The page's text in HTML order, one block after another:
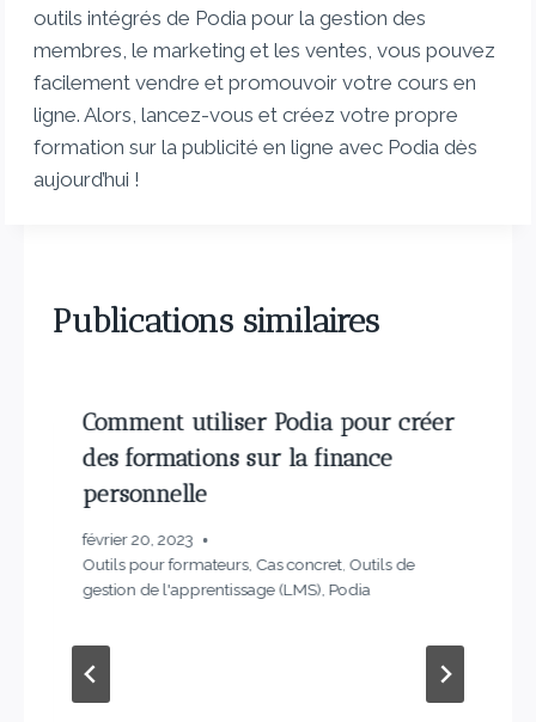
outils intégrés de Podia pour la gestion des
membres, le marketing et les ventes, vous pouvez
facilement vendre et promouvoir votre cours en
ligne. Alors, lancez-vous et créez votre propre
formation sur la publicité en ligne avec Podia dès
aujourd’hui !
Publications similaires
Comment utiliser Podia pour créer
des formations sur la finance
personnelle
février 20, 2023
Outils pour formateurs, Cas concret, Outils de
gestion de l'apprentissage (LMS), Podia